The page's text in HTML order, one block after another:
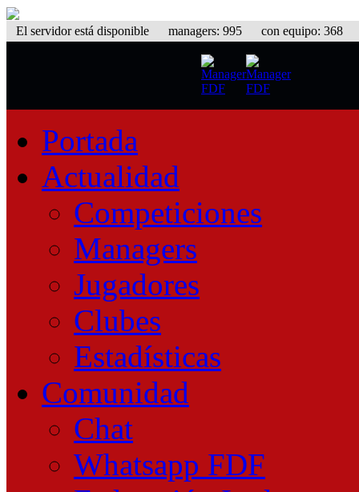
El servidor está disponible managers: 995 con equipo: 368
Portada
Actualidad
Competiciones
Managers
Jugadores
Clubes
Estadísticas
Comunidad
Chat
Whatsapp FDF